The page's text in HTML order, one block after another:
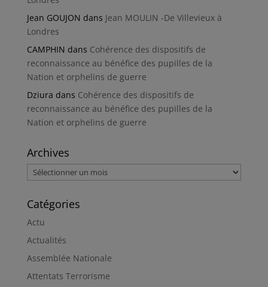
Jean GOUJON dans Jean MOULIN -De Villevieux à
Londres
CAMPHIN dans Cohérence des dispositifs de
reconnaissance au bénéfice des pupilles de la
Nation et orphelins de guerre
Dziura dans Cohérence des dispositifs de
reconnaissance au bénéfice des pupilles de la
Nation et orphelins de guerre
Archives
Archives
Catégories
Actu
Actualités
Assemblée Nationale
Attentats Terrorisme